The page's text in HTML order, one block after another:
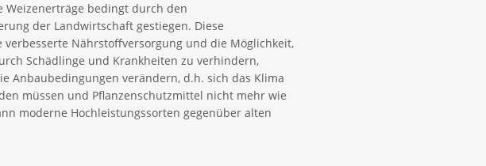
Weizenerträge bedingt durch den
der Landwirtschaft gestiegen. Diese
Nährstoffversorgung und die Möglichkeit,
Schädlinge und Krankheiten zu verhindern,
Anbaubedingungen verändern, d.h. sich das Klima
müssen und Pflanzenschutzmittel nicht mehr wie
moderne Hochleistungssorten gegenüber alten